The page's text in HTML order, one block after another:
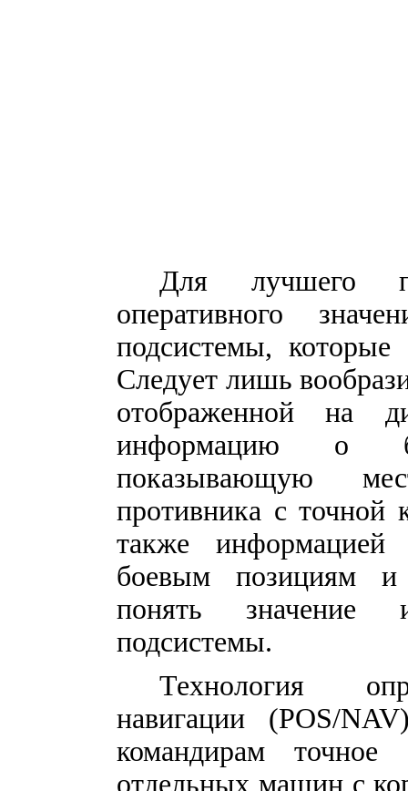
Для лучшего
оперативного
подсистемы, которые
Следует лишь
отображенной на
информацию о
показывающую
противника с точной
также
боевым позициям и
понять значение
подсистемы.
Технология
навигации (РОS/NAV
командирам точное
отдельных машин с